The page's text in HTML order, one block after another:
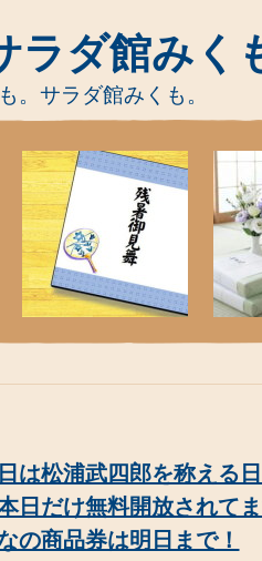
ラダ館みく
。サラダ館みくも。
は松浦武四郎を称える
日だけ無料開放されて
の商品券は明日まで！